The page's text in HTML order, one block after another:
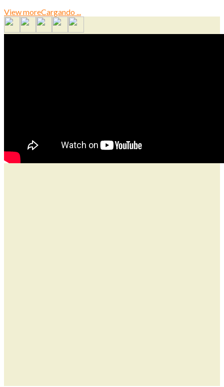
View moreCargando ...